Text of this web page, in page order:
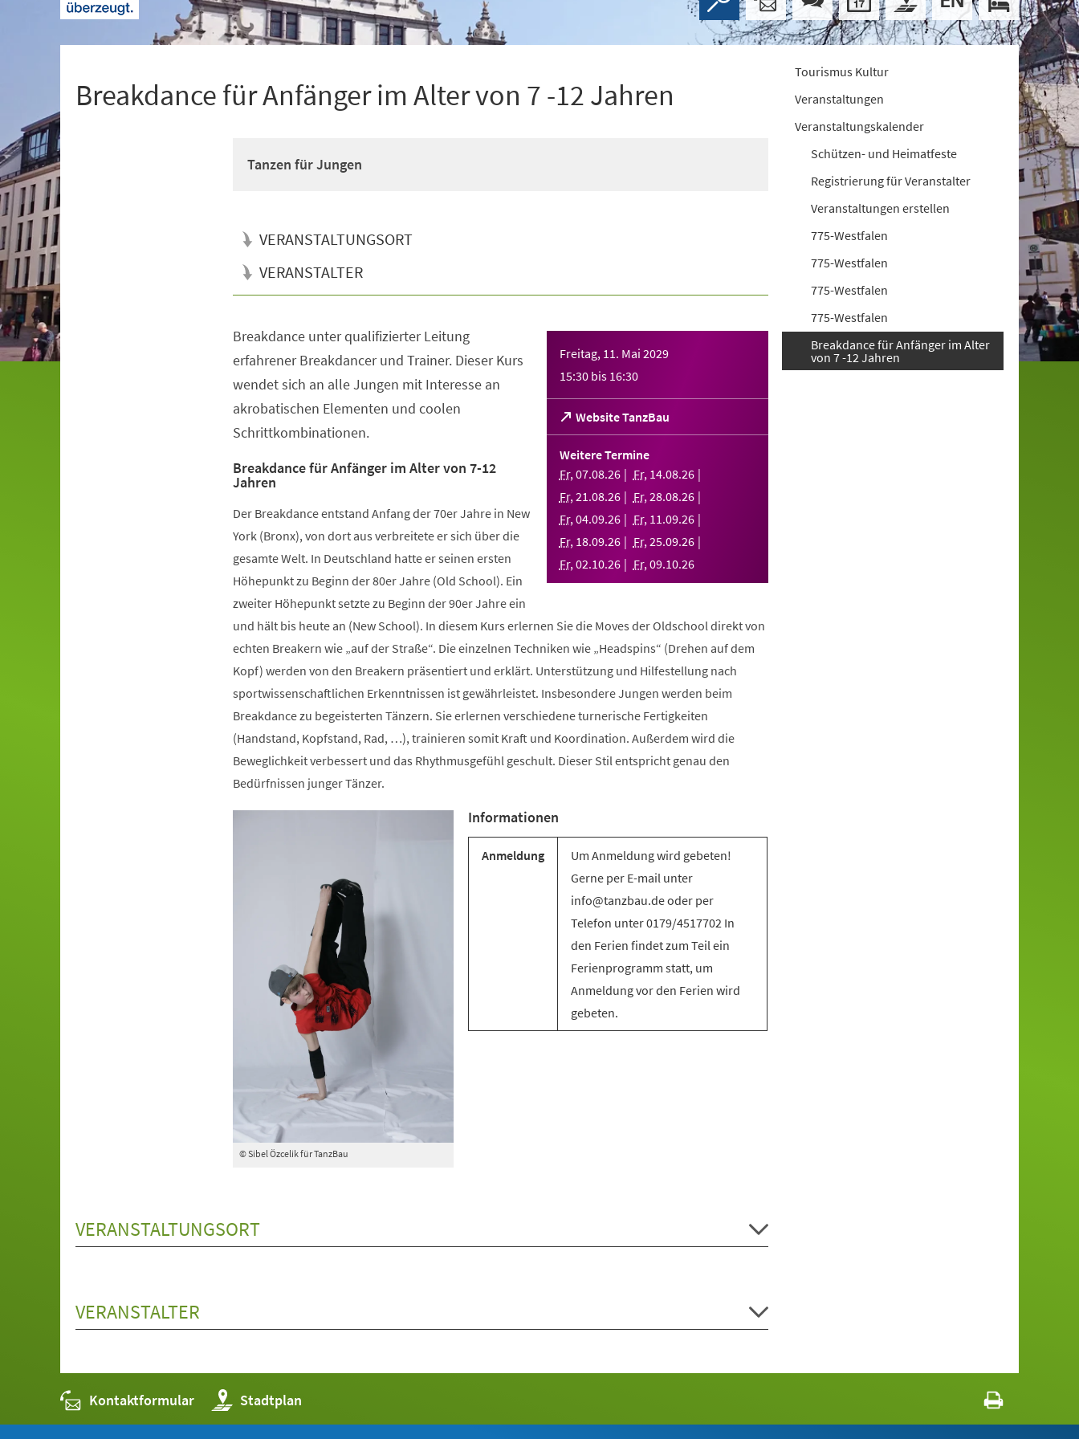
Breakdance für Anfänger im Alter von 7 -12 Jahren
Tanzen für Jungen
VERANSTALTUNGSORT
VERANSTALTER
Freitag, 11. Mai 2029
15:30 bis 16:30
Website TanzBau
(Öffnet
in
einem
Tab)
Weitere Termine
Fr,07.08.26 Fr, 14.08.26
Fr,21.08.26 Fr,28.08.26
Fr,04.09.26 Fr, 11.09.26
Fr, 18.09.26 Fr,25.09.26
Fr,02.10.26 Fr,09.10.26
Breakdance unter qualifizierter Leitung
erfahrener Breakdancer und Trainer. Dieser Kurs
wendet sich an alle Jungen mit Interesse an
akrobatischen Elementen und coolen
Schrittkombinationen.
Breakdance für Anfänger im Alter von 7-12
Jahren
Der Breakdance entstand Anfang der 70er Jahre in New
York (Bronx), von dort aus verbreitete er sich über die
gesamte Welt. In Deutschland hatte er seinen ersten
Höhepunkt zu Beginn der 80er Jahre (Old School). Ein
zweiter Höhepunkt setzte zu Beginn der 90er Jahre ein
und hält bis heute an (New School). In diesem Kurs erlernen Sie die Moves der Oldschool direkt von
echten Breakern wie „auf der Straße“. Die einzelnen Techniken wie „Headspins“ (Drehen auf dem
Kopf) werden von den Breakern präsentiert und erklärt. Unterstützung und Hilfestellung nach
sportwissenschaftlichen Erkenntnissen ist gewährleistet. Insbesondere Jungen werden beim
Breakdance zu begeisterten Tänzern. Sie erlernen verschiedene turnerische Fertigkeiten
(Handstand, Kopfstand, Rad, …), trainieren somit Kraft und Koordination. Außerdem wird die
Beweglichkeit verbessert und das Rhythmusgefühl geschult. Dieser Stil entspricht genau den
Bedürfnissen junger Tänzer.
© Sibel Özcelik für TanzBau
Informationen
Anmeldung
Um Anmeldung wird gebeten!
Gerne per E-mail unter
info@tanzbau.de oder per
Telefon unter 0179/4517702 In
den Ferien findet zum Teil ein
Ferienprogramm statt, um
Anmeldung vor den Ferien wird
gebeten.
VERANSTALTUNGSORT
VERANSTALTER
Tourismus Kultur
Veranstaltungen
Veranstaltungskalender
Schützen- und Heimatfeste
Registrierung für Veranstalter
Veranstaltungen erstellen
775-Westfalen
775-Westfalen
775-Westfalen
775-Westfalen
Breakdance für Anfänger im Alter
von 7 -12 Jahren
Kontaktformular Stadtplan
(Öffnet
in
einem